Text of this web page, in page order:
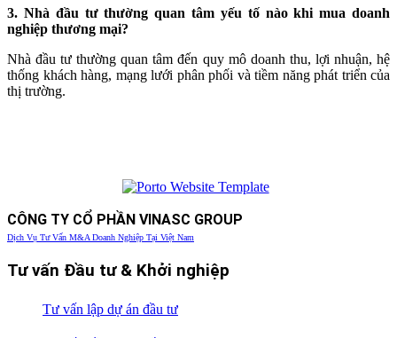
3. Nhà đầu tư thường quan tâm yếu tố nào khi mua doanh
nghiệp thương mại?
Nhà đầu tư thường quan tâm đến quy mô doanh thu, lợi nhuận, hệ
thống khách hàng, mạng lưới phân phối và tiềm năng phát triển của
thị trường.
CÔNG TY CỔ PHẦN VINASC GROUP
Dịch Vụ Tư Vấn M&A Doanh Nghiệp Tại Việt Nam
Tư vấn Đầu tư & Khởi nghiệp
Tư vấn lập dự án đầu tư